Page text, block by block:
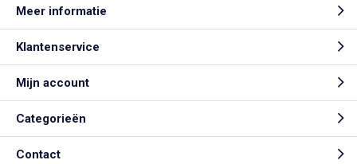
Meer informatie
Klantenservice
Mijn account
Categorieën
Contact